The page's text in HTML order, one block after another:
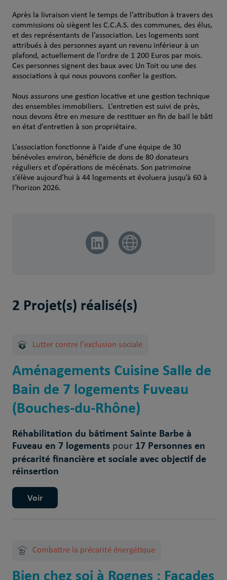
Après la livraison vient le temps de l’attribution à travers des
commissions où siègent les C.C.A.S. des communes, des élus,
et des représentants de l’association. Les logements sont
attribués à des personnes ayant un revenu inférieur à un
plafond, actuellement de l’ordre de 1 200 Euros par mois.
Ces personnes signent des baux avec Un Toit ou une des
associations à qui nous pouvons confier la gestion.
Nous assurons une gestion locative et une gestion technique
des ensembles immobiliers. L’entretien est suivi de près,
nous devons être en mesure de restituer en fin de bail le bâti
en état d’entretien à son propriétaire.
L’association fonctionne à l’aide d’une équipe de 30
bénévoles environ, bénéficie de dons de 80 donateurs
réguliers et d’opérations de mécénats. Son patrimoine
s’élève aujourd’hui à 44 logements et évoluera jusqu’à 60 à
l’horizon 2026.
2 Projet(s) réalisé(s)
Lutter contre l'exclusion sociale
Aménagements Cuisine Salle de
Bain de 7 logements Fuveau
(Bouches-du-Rhône)
Réhabilitation du bâtiment Sainte Barbe à
Fuveau en 7 logements pour17 Personnes en
précarité financière et sociale avec objectif de
réinsertion
Voir
Combattre la précarité énergétique
Bien chez soi à Rognes : Façades